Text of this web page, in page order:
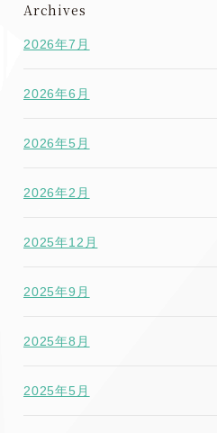
Archives
2026年7月
2026年6月
2026年5月
2026年2月
2025年12月
2025年9月
2025年8月
2025年5月